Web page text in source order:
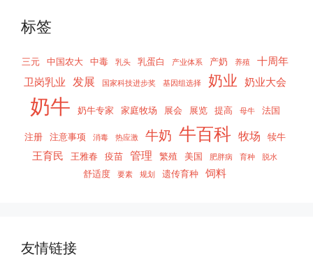
标签
三元 中国农大 中毒 乳头 乳蛋白 产业体系 产奶 养殖
十周年
卫岗乳业 发展 国家科技进步奖 基因组选择 奶业 奶业大会
奶牛 奶牛专家 家庭牧场 展会 展览 提高 母牛 法国
注册 注意事项 消毒 热应激 牛奶 牛百科 牧场 犊牛
王育民 王雅春 疫苗 管理 繁殖 美国 肥胖病 育种 脱水
舒适度 要素 规划 遗传育种 饲料
友情链接